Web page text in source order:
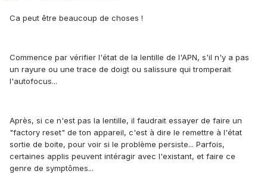
Ca peut être beaucoup de choses !
Commence par vérifier l'état de la lentille de l'APN, s'il n'y a pas
un rayure ou une trace de doigt ou salissure qui tromperait
l'autofocus...
Après, si ce n'est pas la lentille, il faudrait essayer de faire un
"factory reset" de ton appareil, c'est à dire le remettre à l'état
sortie de boite, pour voir si le problème persiste... Parfois,
certaines applis peuvent intéragir avec l'existant, et faire ce
genre de symptômes...